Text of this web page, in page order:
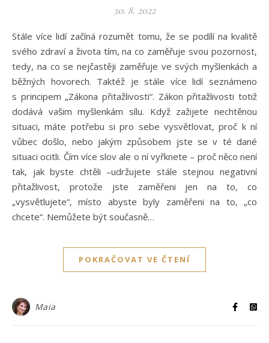
30. 8. 2022
Stále více lidí začíná rozumět tomu, že se podílí na kvalitě
svého zdraví a života tím, na co zaměřuje svou pozornost,
tedy, na co se nejčastěji zaměřuje ve svých myšlenkách a
běžných hovorech. Taktéž je stále více lidí seznámeno
s principem „Zákona přitažlivosti“. Zákon přitažlivosti totiž
dodává vašim myšlenkám sílu. Když zažijete nechtěnou
situaci, máte potřebu si pro sebe vysvětlovat, proč k ní
vůbec došlo, nebo jakým způsobem jste se v té dané
situaci ocitli. Čím více slov ale o ní vyřknete – proč něco není
tak, jak byste chtěli –udržujete stále stejnou negativní
přitažlivost, protože jste zaměřeni jen na to, co
„vysvětlujete“, místo abyste byly zaměřeni na to, „co
chcete“. Nemůžete být současně…
POKRAČOVAT VE ČTENÍ
Maia